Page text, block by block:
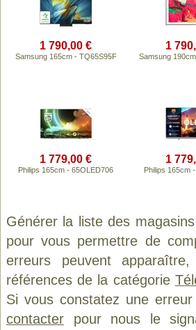
1 790,00 €
Samsung 165cm - TQ65S95F
1
Samsung
1 779,00 €
Philips 165cm - 65OLED706
1
Philips 165cm
Générer la liste des
pour vous permettre de
erreurs peuvent
références de la catégorie
Si vous constatez une
contacter pour nous le